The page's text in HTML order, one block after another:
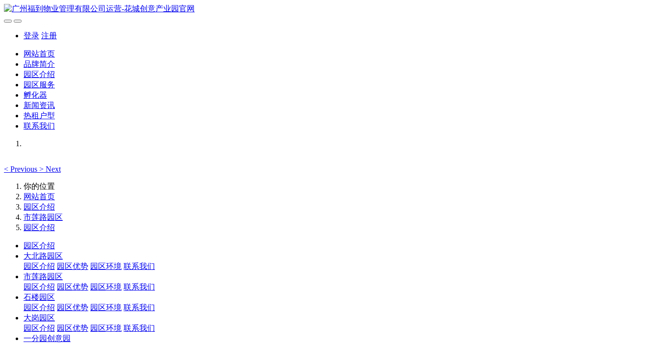
登录 注册
网站首页
品牌简介
园区介绍
园区服务
孵化器
新闻资讯
热租户型
联系我们
< Previous > Next
你的位置
网站首页
园区介绍
市莲路园区
园区介绍
园区介绍
大北路园区
园区介绍 园区优势 园区环境 联系我们
市莲路园区
园区介绍 园区优势 园区环境 联系我们
石楼园区
园区介绍 园区优势 园区环境 联系我们
大岗园区
园区介绍 园区优势 园区环境 联系我们
一分园创意园